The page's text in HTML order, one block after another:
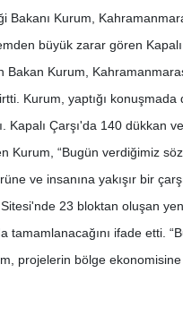
Kurum,
büyük zarar gören
Kurum,
Kurum, yaptığı
Kapalı Çarşı'da 140 dükkan
Kurum, “Bugün verdiğimiz
ve insanına yakışır bir
23 bloktan oluşan
tamamlanacağını ifade etti.
projelerin bölge ekonomisine